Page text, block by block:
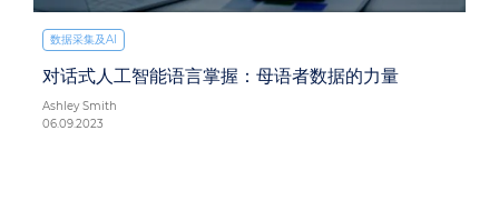
数据采集及AI
对话式人工智能语言掌握：母语者数据的力量
Ashley Smith
06.09.2023